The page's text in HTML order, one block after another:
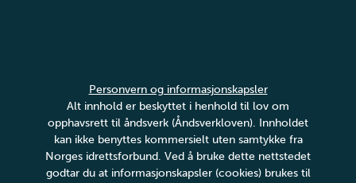
Personvern og informasjonskapsler
Alt innhold er beskyttet i henhold til lov om
opphavsrett til åndsverk (Åndsverkloven). Innholdet
kan ikke benyttes kommersielt uten samtykke fra
Norges idrettsforbund. Ved å bruke dette nettstedet
godtar du at informasjonskapsler (cookies) brukes til